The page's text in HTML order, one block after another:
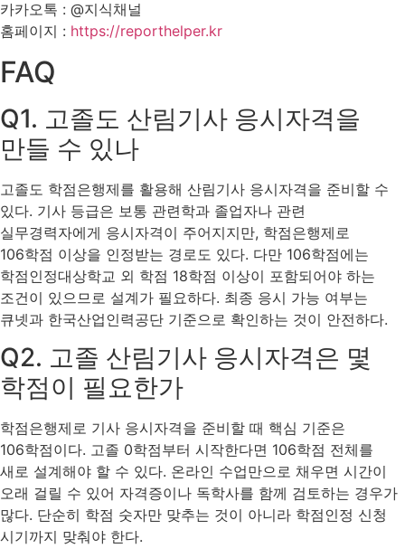
카카오톡 : @지식채널
홈페이지 : https://reporthelper.kr
FAQ
Q1. 고졸도 산림기사 응시자격을
만들 수 있나
고졸도 학점은행제를 활용해 산림기사 응시자격을 준비할 수
있다. 기사 등급은 보통 관련학과 졸업자나 관련
실무경력자에게 응시자격이 주어지지만, 학점은행제로
106학점 이상을 인정받는 경로도 있다. 다만 106학점에는
학점인정대상학교 외 학점 18학점 이상이 포함되어야 하는
조건이 있으므로 설계가 필요하다. 최종 응시 가능 여부는
큐넷과 한국산업인력공단 기준으로 확인하는 것이 안전하다.
Q2. 고졸 산림기사 응시자격은 몇
학점이 필요한가
학점은행제로 기사 응시자격을 준비할 때 핵심 기준은
106학점이다. 고졸 0학점부터 시작한다면 106학점 전체를
새로 설계해야 할 수 있다. 온라인 수업만으로 채우면 시간이
오래 걸릴 수 있어 자격증이나 독학사를 함께 검토하는 경우가
많다. 단순히 학점 숫자만 맞추는 것이 아니라 학점인정 신청
시기까지 맞춰야 한다.